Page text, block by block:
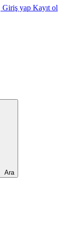
Giriş yap Kayıt ol
Ara